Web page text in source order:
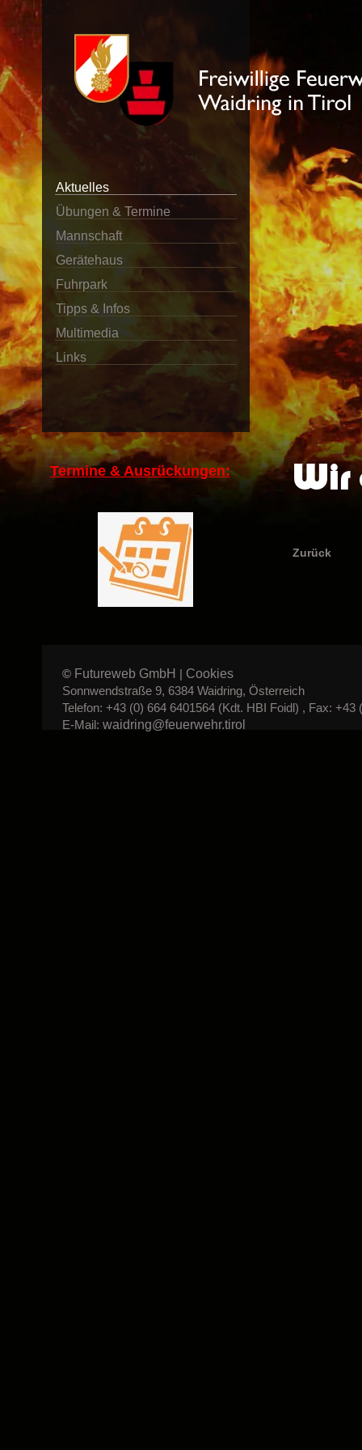
Aktuelles
Übungen & Termine
Mannschaft
Gerätehaus
Fuhrpark
Tipps & Infos
Multimedia
Links
Termine & Ausrückungen: Wir
Zurück
© Futureweb GmbH | Cookies
Sonnwendstraße 9, 6384 Waidring, Österreich
Telefon: +43 (0) 664 6401564 (Kdt. HBI Foidl) , Fax: +43
E-Mail: waidring@feuerwehr.tirol